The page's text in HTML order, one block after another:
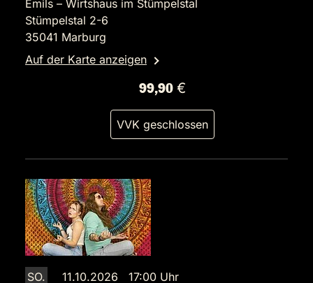
Emils – Wirtshaus im Stümpelstal
Stümpelstal 2-6
35041 Marburg
Auf der Karte anzeigen
99,90 €
VVK geschlossen
SO. 11.10.2026 17:00 Uhr